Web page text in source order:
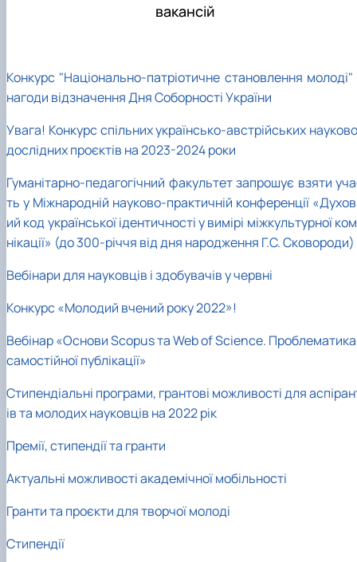
вакансій
Конкурс "Національно-патріотичне становлення молоді"
нагоди відзначення Дня Соборності України
Увага! Конкурс спільних українсько-австрійських
дослідних проєктів на 2023-2024 роки
Гуманітарно-педагогічний факультет запрошує взяти
ть у Міжнародній науково-практичній конференції
ий код української ідентичності у вимірі міжкультурної
нікації» (до 300-річчя від дня народження Г.С. Сковороди)
Вебінари для науковців і здобувачів у червні
Конкурс «Молодий вчений року 2022»!
Вебінар «Основи Scopus та Web of Science. Проблематика
самостійної публікації»
Стипендіальні програми, грантові можливості для
ів та молодих науковців на 2022 рік
Премії, стипендії та гранти
Актуальні можливості академічної мобільності
Гранти та проєкти для творчої молоді
Стипендії